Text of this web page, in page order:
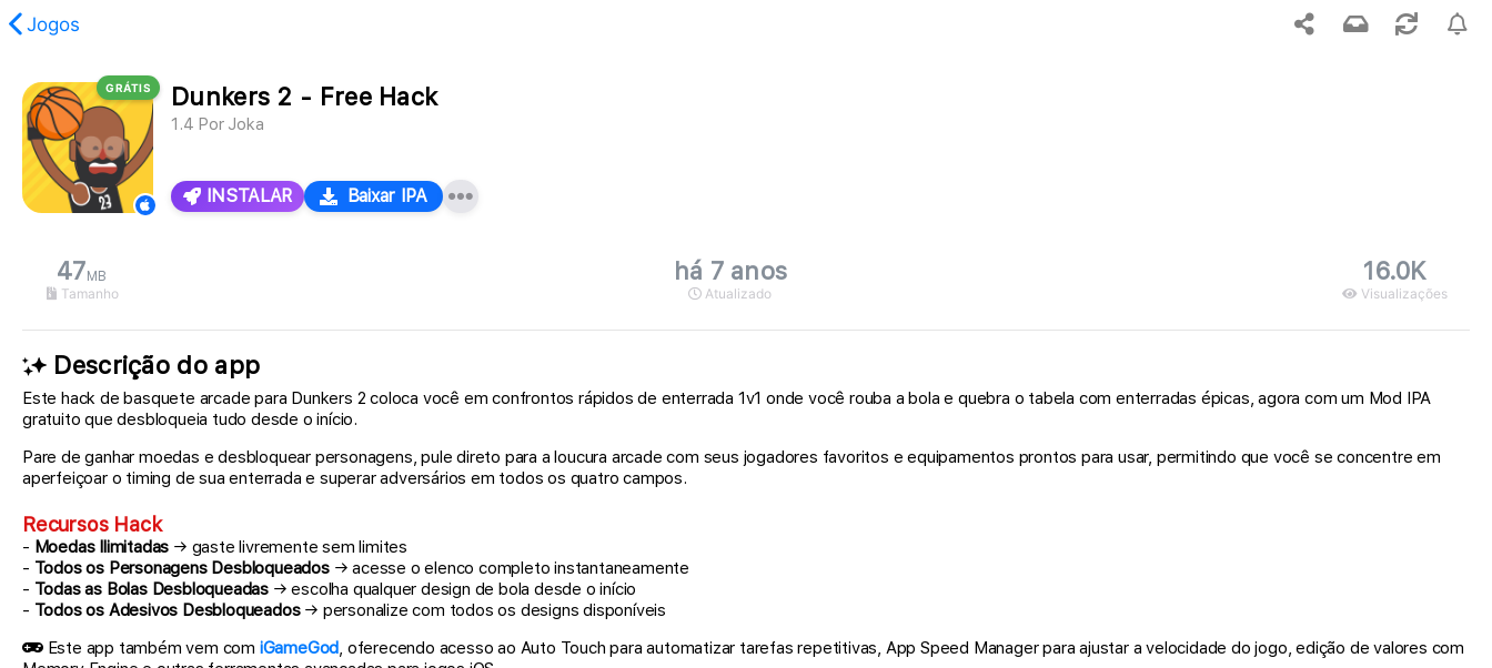
Jogos
encontrado.
GRÁTIS Dunkers 2 - Free Hack
1.4 Por Joka
INSTALAR Baixar IPA
47 MB
Tamanho
há 7 anos
Atualizado
16.0K
Visualizações
Descrição do app
Este hack de basquete arcade para Dunkers 2 coloca você em confrontos rápidos de enterrada 1v1 onde você rouba a bola e quebra o tabela com enterradas épicas, agora com um Mod IPA
gratuito que desbloqueia tudo desde o início.
Pare de ganhar moedas e desbloquear personagens, pule direto para a loucura arcade com seus jogadores favoritos e equipamentos prontos para usar, permitindo que você se concentre em
aperfeiçoar o timing de sua enterrada e superar adversários em todos os quatro campos.
Recursos Hack
- Moedas Ilimitadas → gaste livremente sem limites
- Todos os Personagens Desbloqueados→ acesse o elenco completo instantaneamente
- Todas as Bolas Desbloqueadas → escolha qualquer design de bola desde o início
- Todos os Adesivos Desbloqueados→ personalize com todos os designs disponíveis
Este app também vem com iGameGod, oferecendo acesso ao Auto Touch para automatizar tarefas repetitivas, App Speed Manager para ajustar a velocidade do jogo, edição de valores com